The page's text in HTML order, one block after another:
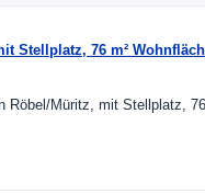
Stellplatz, 76 m²
Röbel/Müritz, mit Stellplatz,